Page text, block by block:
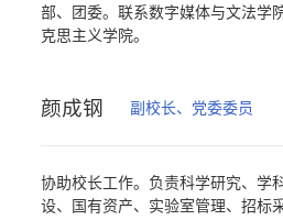
部、团委。联系数字媒体与文法学
克思主义学院。
颜成钢 副校长、党委委员
协助校长工作。负责科学研究、学
设、国有资产、实验室管理、招标